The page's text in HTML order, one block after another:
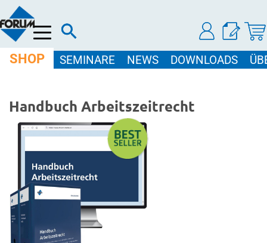
Menü
SHOP SEMINARE NEWS DOWNLOADS
Handbuch Arbeitszeitrecht